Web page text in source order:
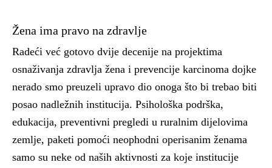
Žena ima pravo na zdravlje
Radeći već gotovo dvije decenije na projektima
osnaživanja zdravlja žena i prevencije karcinoma dojke
nerado smo preuzeli upravo dio onoga što bi trebao biti
posao nadležnih institucija. Psihološka podrška,
edukacija, preventivni pregledi u ruralnim dijelovima
zemlje, paketi pomoći neophodni operisanim ženama
samo su neke od naših aktivnosti za koje institucije